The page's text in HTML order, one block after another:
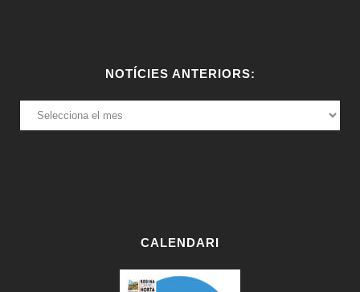
NOTÍCIES ANTERIORS:
NOTÍCIES
ANTERIORS:
CALENDARI